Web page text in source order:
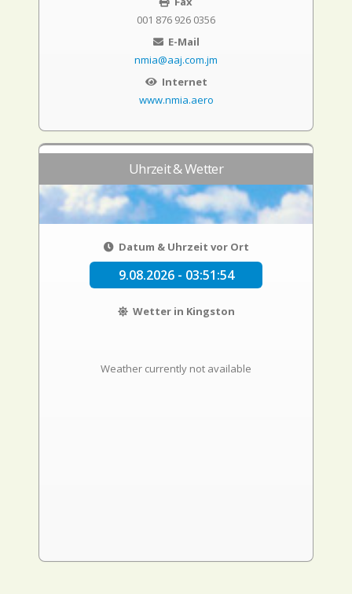
001 876 926 0356
E-Mail
nmia@aaj.com.jm
Internet
www.nmia.aero
Uhrzeit & Wetter
Datum & Uhrzeit vor Ort
9.08.2026 - 03:51:55
Wetter in Kingston
Weather currently not available